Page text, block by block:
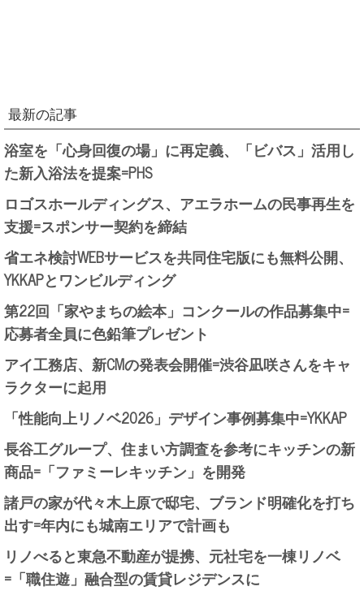
最新の記事
浴室を「心身回復の場」に再定義、「ビバス」活用し
た新入浴法を提案=PHS
ロゴスホールディングス、アエラホームの民事再生を
支援=スポンサー契約を締結
省エネ検討WEBサービスを共同住宅版にも無料公開、
YKKAPとワンビルディング
第22回「家やまちの絵本」コンクールの作品募集中=
応募者全員に色鉛筆プレゼント
アイ工務店、新CMの発表会開催=渋谷凪咲さんをキャ
ラクターに起用
「性能向上リノベ2026」デザイン事例募集中=YKKAP
長谷工グループ、住まい方調査を参考にキッチンの新
商品=「ファミーレキッチン」を開発
諸戸の家が代々木上原で邸宅、ブランド明確化を打ち
出す=年内にも城南エリアで計画も
リノべると東急不動産が提携、元社宅を一棟リノベ
=「職住遊」融合型の賃貸レジデンスに